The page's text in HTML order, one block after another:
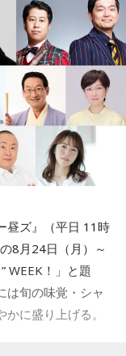
創建の歴史を教え
年まで遡ります。
創建された神社
昼ズ』（平日 11時
8月24日（月）～
WEEK！」と題
は旬の味覚・シャ
に盛り上げる。